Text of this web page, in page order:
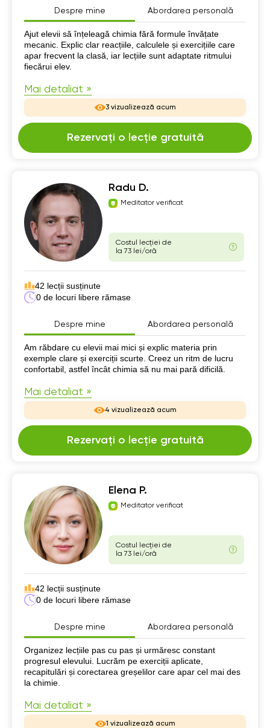
Despre mine Abordarea personală
Despre mine
Ajut elevii să înțeleagă chimia fără formule învățate
mecanic. Explic clar reacțiile, calculele și exercițiile care
apar frecvent la clasă, iar lecțiile sunt adaptate ritmului
fiecărui elev.
Mai detaliat »
3 vizualizează acum
Rezervați o lecție gratuită
Radu D.
Meditator verificat
Costul lecției de
la 73 lei/oră
42 lecții susținute
0 de locuri libere rămase
Despre mine Abordarea personală
Despre mine
Am răbdare cu elevii mai mici și explic materia prin
exemple clare și exerciții scurte. Creez un ritm de lucru
confortabil, astfel încât chimia să nu mai pară dificilă.
Mai detaliat »
4 vizualizează acum
Rezervați o lecție gratuită
Elena P.
Meditator verificat
Costul lecției de
la 73 lei/oră
42 lecții susținute
0 de locuri libere rămase
Despre mine Abordarea personală
Despre mine
Organizez lecțiile pas cu pas și urmăresc constant
progresul elevului. Lucrăm pe exerciții aplicate,
recapitulări și corectarea greșelilor care apar cel mai des
la chimie.
Mai detaliat »
1 vizualizează acum